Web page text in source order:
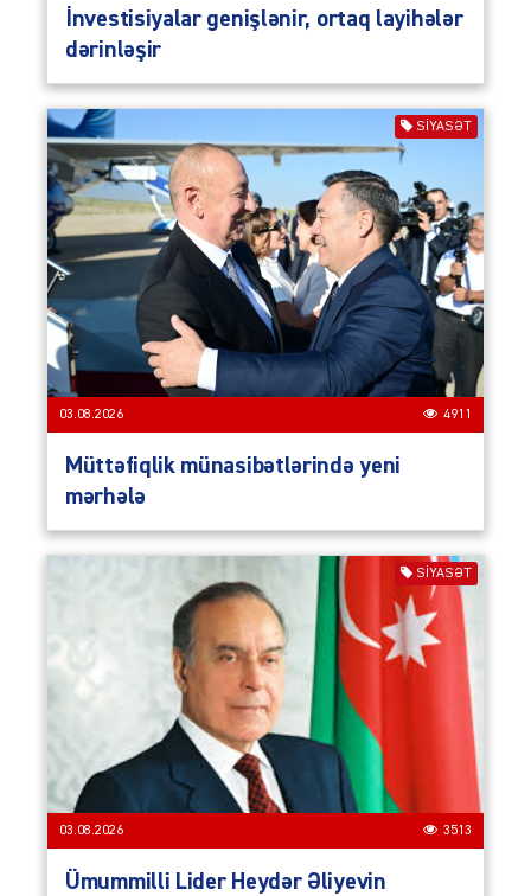
İnvestisiyalar genişlənir, ortaq layihələr
dərinləşir
SIYASƏT
03.08.2026 4911
Müttəfiqlik münasibətlərində yeni
mərhələ
SIYASƏT
03.08.2026 3513
Ümummilli Lider Heydər Əliyevin